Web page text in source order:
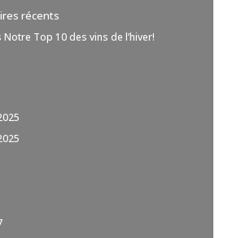
récents
Notre Top 10 des vins de l’hiver!